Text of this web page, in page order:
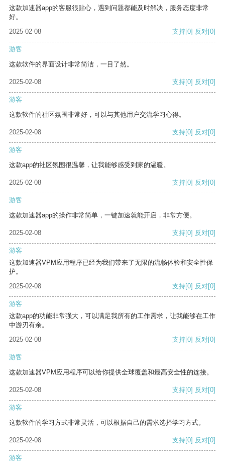
这款加速器app的客服很贴心，遇到问题都能及时解决，服务态度非常
好。
2025-02-08
支持[0] 反对[0]
游客
这款软件的界面设计非常简洁，一目了然。
2025-02-08 支持[0] 反对[0]
游客
这款软件的社区氛围非常好，可以与其他用户交流学习心得。
2025-02-08 支持[0] 反对[0]
游客
这款app的社区氛围很温馨，让我能够感受到家的温暖。
2025-02-08 支持[0] 反对[0]
游客
这款加速器app的操作非常简单，一键加速就能开启，非常方便。
2025-02-08 支持[0] 反对[0]
游客
这款加速器VPM应用程序已经为我们带来了无限的流畅体验和安全性保
护。
2025-02-08
支持[0] 反对[0]
游客
这款app的功能非常强大，可以满足我所有的工作需求，让我能够在工作
中游刃有余。
2025-02-08
支持[0] 反对[0]
游客
这款加速器VPM应用程序可以给你提供全球覆盖和最高安全性的连接。
2025-02-08 支持[0] 反对[0]
游客
这款软件的学习方式非常灵活，可以根据自己的需求选择学习方式。
2025-02-08 支持[0] 反对[0]
游客